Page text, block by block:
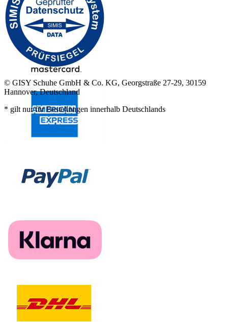
© GISY Schuhe GmbH & Co. KG, Georgstraße 27-29, 30159
Hannover, Deutschland
* gilt nur für Bestellungen innerhalb Deutschlands